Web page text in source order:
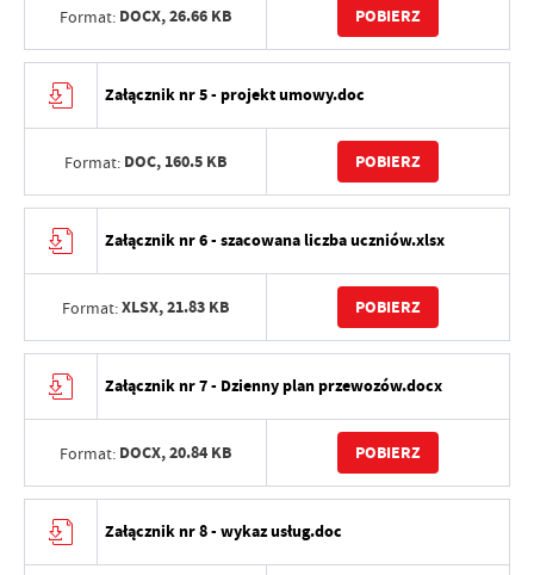
Format: DOCX,26.66 KB POBIERZ
Załącznik nr 5 - projekt umowy.doc
Format: DOC, 160.5 KB POBIERZ
Załącznik nr 6 - szacowana liczba uczniów.xlsx
Format:XLSX,21.83 KB POBIERZ
Załącznik nr 7 - Dzienny plan przewozów.docx
Format: DOCX,20.84 KB POBIERZ
Załącznik nr 8 - wykaz usług.doc